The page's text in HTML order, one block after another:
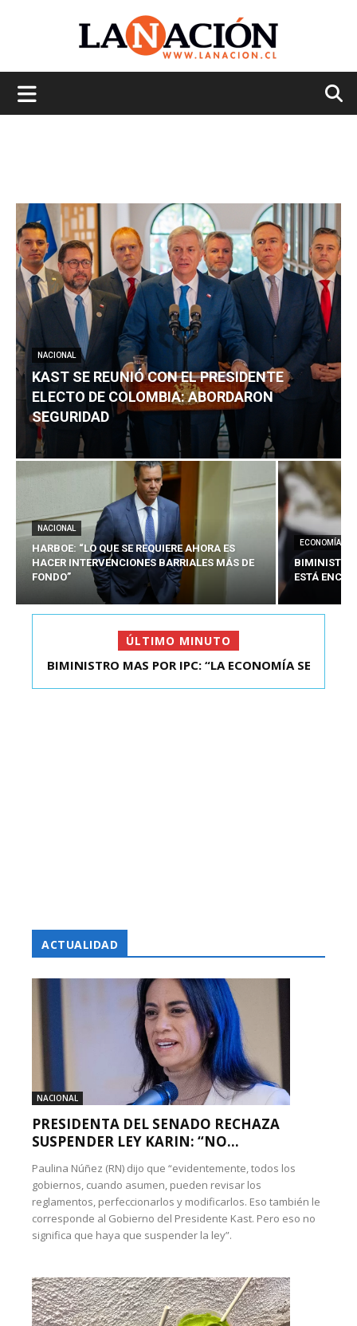
NACIONAL
KAST SE REUNIÓ CON EL PRESIDENTE
ELECTO DE COLOMBIA: ABORDARON
SEGURIDAD
NACIONAL
HARBOE: “LO QUE SE REQUIERE AHORA ES
HACER INTERVENCIONES BARRIALES MÁS DE
FONDO”
ECONOMÍA
BIMINISTRO
ESTÁ
ÚLTIMO MINUTO
KAST SE REUNIÓ CON EL PRESIDENTE ELECTO DE
BIMINISTRO MAS POR IPC: “LA ECONOMÍA SE
ACTUALIDAD
NACIONAL
PRESIDENTA DEL SENADO RECHAZA
SUSPENDER LEY KARIN: “NO...
Paulina Núñez (RN) dijo que “evidentemente, todos los
gobiernos, cuando asumen, pueden revisar los
reglamentos, perfeccionarlos y modificarlos. Eso también le
corresponde al Gobierno del Presidente Kast. Pero eso no
significa que haya que suspender la ley”.